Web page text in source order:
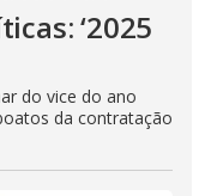
‘2025
do vice do ano
da contratação